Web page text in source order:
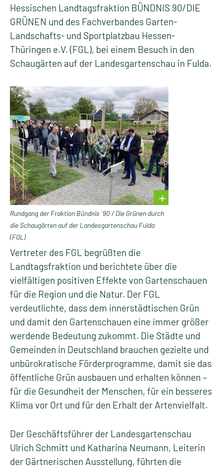
Hessischen Landtagsfraktion BÜNDNIS 90/DIE
GRÜNEN und des Fachverbandes Garten-
Landschafts- und Sportplatzbau Hessen-
Thüringen e.V. (FGL), bei einem Besuch in den
Schaugärten auf der Landesgartenschau in Fulda.
Rundgang der Fraktion Bündnis ´90 / Die Grünen durch
die Schaugärten auf der Landesgartenschau Fulda
(FGL)
Vertreter des FGL begrüßten die
Landtagsfraktion und berichtete über die
vielfältigen positiven Effekte von Gartenschauen
für die Region und die Natur. Der FGL
verdeutlichte, dass dem innerstädtischen Grün
und damit den Gartenschauen eine immer größer
werdende Bedeutung zukommt. Die Städte und
Gemeinden in Deutschland brauchen gezielte und
unbürokratische Förderprogramme, damit sie das
öffentliche Grün ausbauen und erhalten können –
für die Gesundheit der Menschen, für ein besseres
Klima vor Ort und für den Erhalt der Artenvielfalt.
Der Geschäftsführer der Landesgartenschau
Ulrich Schmitt und Katharina Neumann, Leiterin
der Gärtnerischen Ausstellung, führten die